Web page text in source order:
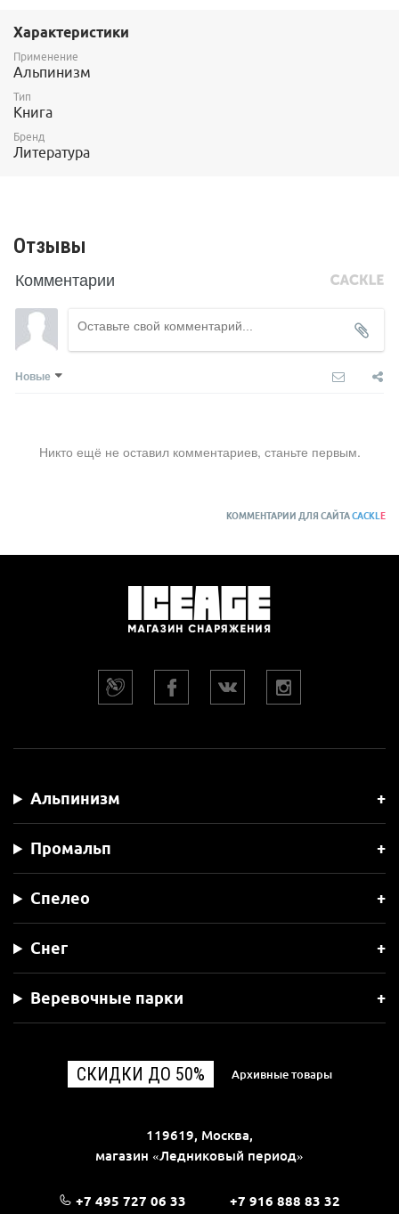
срез понимания альпинизма. Достаточно субъективный взгляд
хронологическими акцентами по значимым для автора точкам.
Характеристики
Применение
Альпинизм
Тип
Книга
Бренд
Литература
Отзывы
Комментарии
Новые
Никто ещё не оставил комментариев, станьте первым.
КОММЕНТАРИИ ДЛЯ САЙТАCACKL E
Альпинизм
Промальп
Спелео
Снег
Веревочные парки
СКИДКИ ДО 50% Архивные товары
119619, Москва,
магазин «Ледниковый период»
+7 495 727 06 33 +7 916 888 83 32